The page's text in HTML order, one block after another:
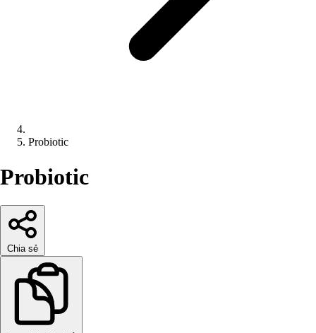
Probiotic
Probiotic
Chia sẻ